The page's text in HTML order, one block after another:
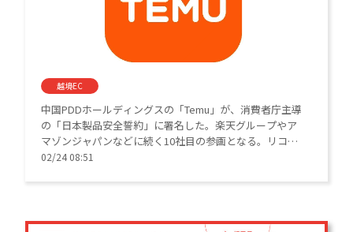
越境EC
中国PDDホールディングスの「Temu」が、消費者庁主導
の「日本製品安全誓約」に署名した。楽天グループやア
マゾンジャパンなどに続く10社目の参画となる。リコー
ル品の排除や販売者への厳格な審査体制を構築し、日本
02/24 08:51